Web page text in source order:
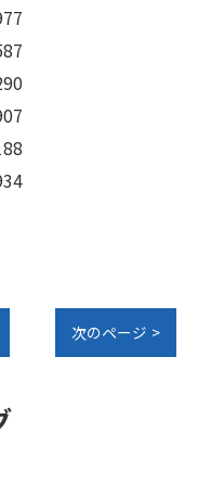
次のページ >